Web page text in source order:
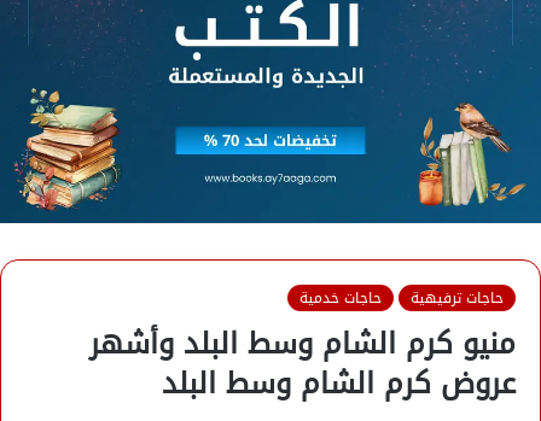
حاجات ترفيهية حاجات خدمية
منيو كرم الشام وسط البلد وأشهر
عروض كرم الشام وسط البلد